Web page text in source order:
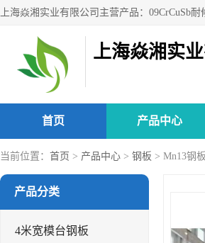
上海焱湘实
首页 产品中心
当前位置： 首页 > 产品中心 > 钢板 > Mn13钢
产品分类
4米宽模台钢板